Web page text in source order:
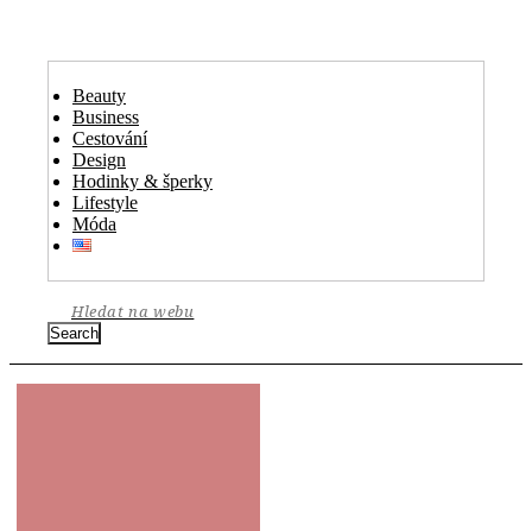
Beauty
Business
Cestování
Design
Hodinky & šperky
Lifestyle
Móda
Search